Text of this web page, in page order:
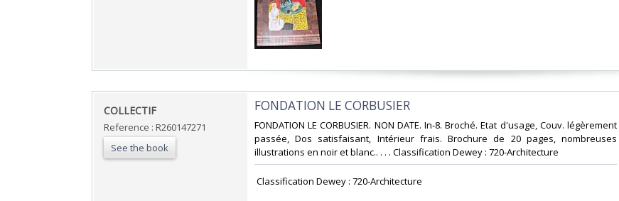
‎COLLECTIF‎
Reference : R260147271
See the book
‎FONDATION LE CORBUSIER‎
‎FONDATION LE CORBUSIER. NON DATE. In-8. Broché. Etat d'usage, Couv. légèrement
passée, Dos satisfaisant, Intérieur frais. Brochure de 20 pages, nombreuses
illustrations en noir et blanc.. . . . Classification Dewey : 720-Architecture‎
‎ Classification Dewey : 720-Architecture‎